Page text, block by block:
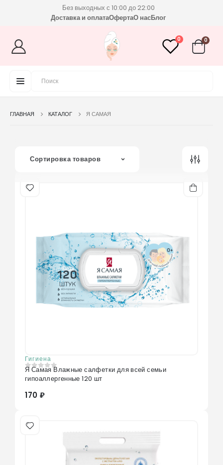
Без выходных с 10:00 до 22:00
Доставка и оплатаОфертаО насБлог
0 0
ГЛАВНАЯ КАТАЛОГ Я САМАЯ
Сортировка товаров
Гигиена
0из 5
Я Самая Влажные салфетки для всей семьи
гипоаллергенные 120 шт
170 ₽